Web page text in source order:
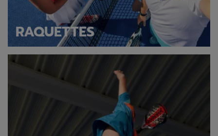
RAQUETTES
Discover our shoes